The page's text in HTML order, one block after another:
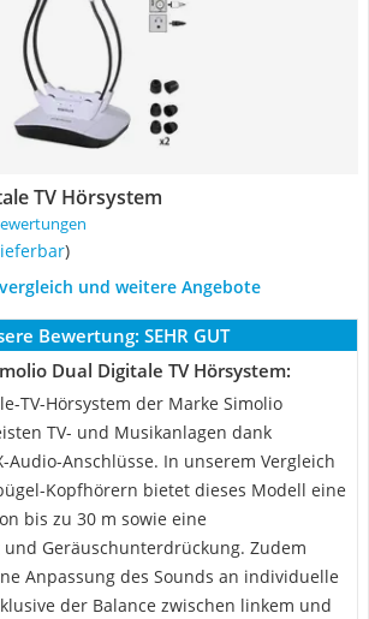
TV Hörsystem
)
und weitere Angebote
Bewertung: SEHR GUT
Dual Digitale TV Hörsystem:
TV-Hörsystem der Marke Simolio
TV- und Musikanlagen dank
Audio-Anschlüsse. In unserem Vergleich
Kopfhörern bietet dieses Modell eine
bis zu 30 m sowie eine
Geräuschunterdrückung. Zudem
Anpassung des Sounds an individuelle
der Balance zwischen linkem und